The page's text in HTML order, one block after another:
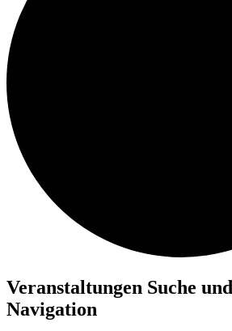
Veranstaltungen
Veranstaltungen Suche
Navigation